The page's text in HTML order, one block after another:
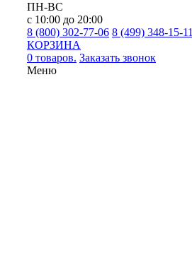
ПН-ВС
с 10:00 до 20:00
8 (800) 302-77-06 8 (499) 348-15-11
КОРЗИНА
0 товаров. Заказать звонок
Меню